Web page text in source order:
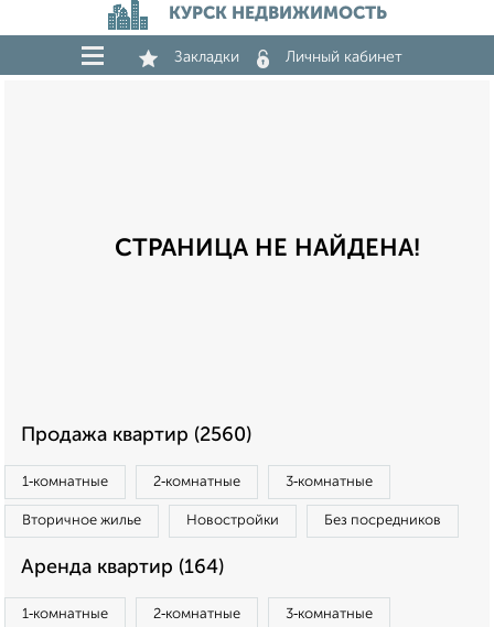
КУРСК НЕДВИЖИМОСТЬ
Закладки Личный кабинет
СТРАНИЦА НЕ НАЙДЕНА!
Продажа квартир (2560)
1‑комнатные 2‑комнатные 3‑комнатные
Вторичное жилье Новостройки Без посредников
Аренда квартир (164)
1‑комнатные 2‑комнатные 3‑комнатные